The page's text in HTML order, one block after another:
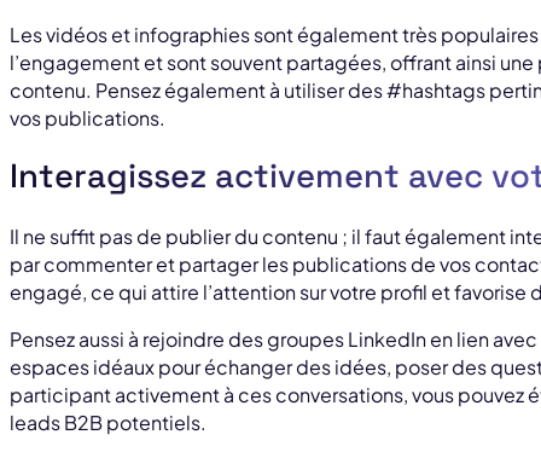
Les vidéos et infographies sont également très
l’engagement et sont souvent partagées, offrant ainsi
contenu. Pensez également à utiliser des #hashtags
vos publications.
Interagissez activement avec
Il ne suffit pas de publier du contenu ; il faut également
par commenter et partager les publications de vos
engagé, ce qui attire l’attention sur votre profil et favorise
Pensez aussi à rejoindre des groupes LinkedIn en lien
espaces idéaux pour échanger des idées, poser des
participant activement à ces conversations, vous pouvez
leads B2B potentiels.